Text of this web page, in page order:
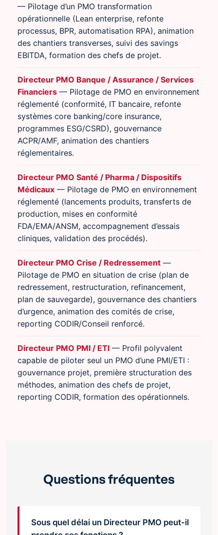
— Pilotage d’un PMO transformation
opérationnelle (Lean enterprise, refonte
processus, BPR, automatisation RPA), animation
des chantiers transverses, suivi des savings
EBITDA, formation des chefs de projet.
Directeur PMO Banque / Assurance / Services
Financiers — Pilotage de PMO en environnement
réglementé (conformité, IT bancaire, refonte
systèmes core banking/core insurance,
programmes ESG/CSRD), gouvernance
ACPR/AMF, animation des chantiers
réglementaires.
Directeur PMO Santé / Pharma / Dispositifs
Médicaux — Pilotage de PMO en environnement
réglementé (lancements produits, transferts de
production, mises en conformité
FDA/EMA/ANSM, accompagnement d’essais
cliniques, validation des procédés).
Directeur PMO Crise / Redressement —
Pilotage de PMO en situation de crise (plan de
redressement, restructuration, refinancement,
plan de sauvegarde), gouvernance des chantiers
d’urgence, animation des comités de crise,
reporting CODIR/Conseil renforcé.
Directeur PMO PMI / ETI — Profil polyvalent
capable de piloter seul un PMO d’une PMI/ETI :
gouvernance projet, première structuration des
méthodes, animation des chefs de projet,
reporting CODIR, formation des opérationnels.
Questions fréquentes
Sous quel délai un Directeur PMO peut-il